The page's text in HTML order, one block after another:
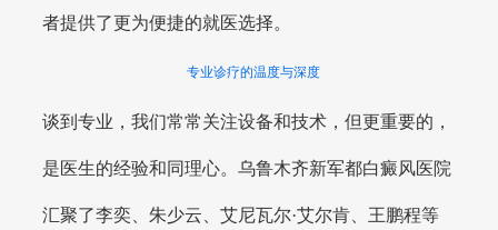
者提供了更为便捷的就医选择。
专业诊疗的温度与深度
谈到专业，我们常常关注设备和技术，但更重要的，
是医生的经验和同理心。乌鲁木齐新军都白癜风医院
汇聚了李奕、朱少云、艾尼瓦尔·艾尔肯、王鹏程等